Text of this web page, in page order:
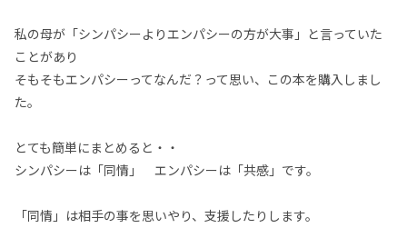
私の母が「シンパシーよりエンパシーの方が大事」と言っていた
ことがあり
そもそもエンパシーってなんだ？って思い、この本を購入しまし
た。
とても簡単にまとめると・・
シンパシーは「同情」 エンパシーは「共感」です。
「同情」は相手の事を思いやり、支援したりします。